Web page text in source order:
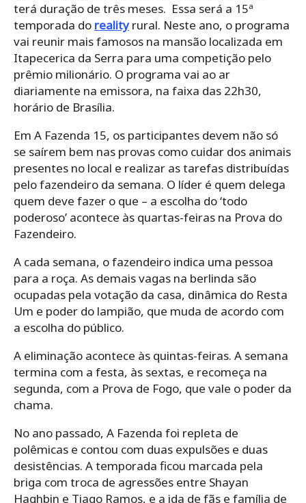
terá duração de três meses. Essa será a 15ª
temporada do realityrural. Neste ano, o programa
vai reunir mais famosos na mansão localizada em
Itapecerica da Serra para uma competição pelo
prêmio milionário. O programa vai ao ar
diariamente na emissora, na faixa das 22h30,
horário de Brasília.
Em A Fazenda 15, os participantes devem não só
se saírem bem nas provas como cuidar dos animais
presentes no local e realizar as tarefas distribuídas
pelo fazendeiro da semana. O líder é quem delega
quem deve fazer o que – a escolha do ‘todo
poderoso’ acontece às quartas-feiras na Prova do
Fazendeiro.
A cada semana, o fazendeiro indica uma pessoa
para a roça. As demais vagas na berlinda são
ocupadas pela votação da casa, dinâmica do Resta
Um e poder do lampião, que muda de acordo com
a escolha do público.
A eliminação acontece às quintas-feiras. A semana
termina com a festa, às sextas, e recomeça na
segunda, com a Prova de Fogo, que vale o poder da
chama.
No ano passado, A Fazenda foi repleta de
polêmicas e contou com duas expulsões e duas
desistências. A temporada ficou marcada pela
briga com troca de agressões entre Shayan
Haghbin e Tiago Ramos, e a ida de fãs e família de